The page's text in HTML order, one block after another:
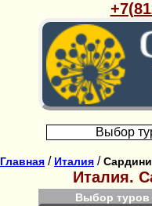
Выбор
Главная / Италия /
Италия.
Выбор